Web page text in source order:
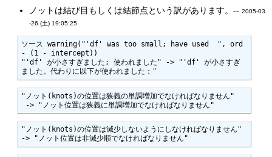
ノットは結び目もしくは結節点という訳があります。--2005-03
-26 (土) 19:05:25
ソース warning("'df' was too small; have used  ", ord
- (1 - intercept))
"'df' が小さすぎました; 使われました" -> "'df' が小さすぎ
ました。代わりに以下が使われました："
"ノット(knots)の位置は狭義の単調増加でなければなりません"
-> "ノット位置は狭義に単調増加でなければなりません"
"ノット(knots)の位置は減少しないようにしなければなりません"
-> "ノット位置は非減少順でなければなりません"